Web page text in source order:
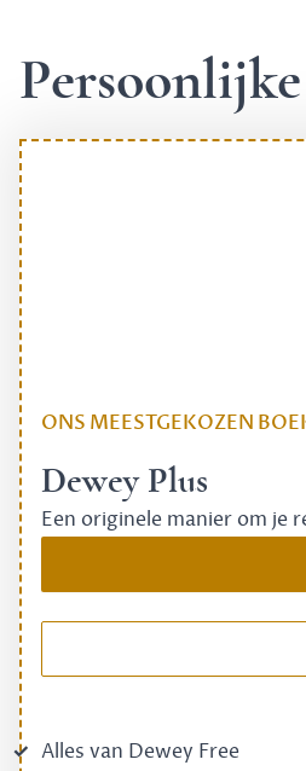
ONS MEESTGEKOZEN
Dewey Plus
Een originele manier om je
Alles van Dewey Free